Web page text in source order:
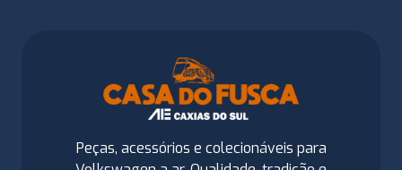
Peças, acessórios e colecionáveis para